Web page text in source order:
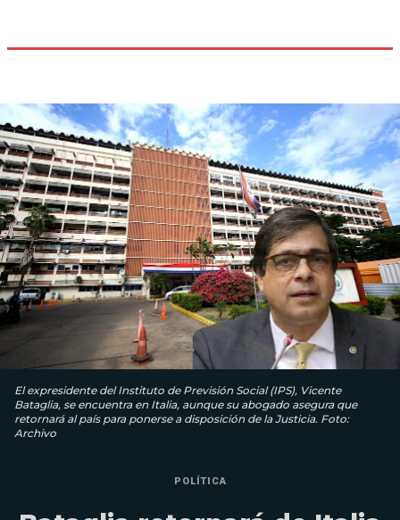
El expresidente del Instituto de Previsión Social (IPS), Vicente
Bataglia, se encuentra en Italia, aunque su abogado asegura que
retornará al país para ponerse a disposición de la Justicia. Foto:
Archivo
POLÍTICA